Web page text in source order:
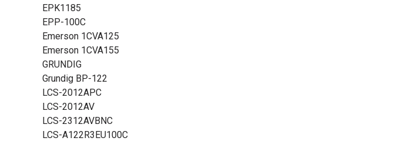
EPK1185
EPP-100C
Emerson 1CVA125
Emerson 1CVA155
GRUNDIG
Grundig BP-122
LCS-2012APC
LCS-2012AV
LCS-2312AVBNC
LCS-A122R3EU100C